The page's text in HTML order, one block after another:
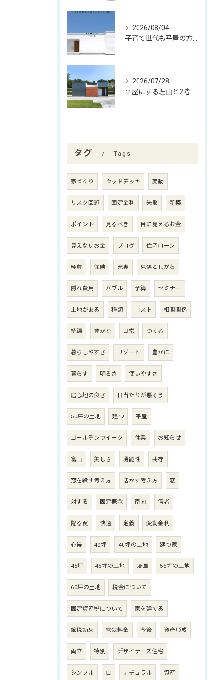
2026/08/04
2026/07/28
タグ Tags
家づくり ウッドデッキ 変動
リスク回避 固定金利 失敗 新築
ポイント 見るべき 目に見えるお金
見えないお金 ブログ 住宅ローン
経費 保険 充実 見落としがち
隠れ費用 バブル 予算 セミナー
土地がある 種類 コスト 相関関係
続編 豊かな 日常 つくる
暮らしやすさ リゾート 豊かに
暮らす 明るさ 使いやすさ
居心地の良さ 日当たりが悪そう
50坪の土地 建つ 平屋
ゴールデンウイーク 休業 お知らせ
富山 美しさ 機能性 共存
窓を殺す考え方 活かす考え方 窓
対する 固定概念 南向 信者
陥る罠 快適 定義 変動金利
心得 40坪 40坪の土地 建つ家
45坪 45坪の土地 漫画 55坪の土地
60坪の土地 税金について
固定資産税について 家を建てる
節税効果 電気料金 今後 資産形成
両立 特別 デザイナーズ住宅
シンプル 白 ナチュラル 資産